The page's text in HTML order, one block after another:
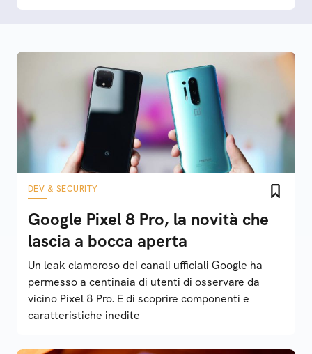
DEV & SECURITY
Google Pixel 8 Pro, la novità che
lascia a bocca aperta
Un leak clamoroso dei canali ufficiali Google ha
permesso a centinaia di utenti di osservare da
vicino Pixel 8 Pro. E di scoprire componenti e
caratteristiche inedite